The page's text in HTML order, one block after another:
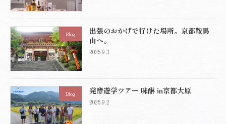
Blog
出張のおかげで行けた場所。京都鞍馬
山へ。
2025.9.3
Blog 発酵遊学ツアー 味醂 in京都大原
2025.9.2